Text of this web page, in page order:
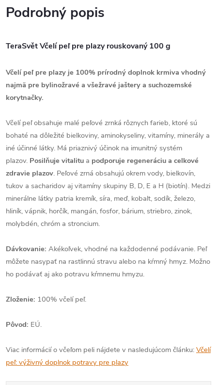
Podrobný popis
TeraSvět Včelí peľ pre plazy rouskovaný 100 g
Včelí peľ pre plazy je 100% prírodný doplnok krmiva vhodný
najmä pre bylinožravé a všežravé jaštery a suchozemské
korytnačky.
Včelí peľ obsahuje malé peľové zrnká rôznych farieb, ktoré sú
bohaté na dôležité bielkoviny, aminokyseliny, vitamíny, minerály a
iné účinné látky. Má priaznivý účinok na imunitný systém
plazov. Posilňuje vitalitu a podporuje regeneráciu a celkové
zdravie plazov. Peľové zrná obsahujú okrem vody, bielkovín,
tukov a sacharidov aj vitamíny skupiny B, D, E a H (biotín). Medzi
minerálne látky patria kremík, síra, meď, kobalt, sodík, železo,
hliník, vápnik, horčík, mangán, fosfor, bárium, striebro, zinok,
molybdén, chróm a stroncium.
Dávkovanie: Akékoľvek, vhodné na každodenné podávanie. Peľ
môžete nasypať na rastlinnú stravu alebo na kŕmný hmyz. Možno
ho podávať aj ako potravu kŕmnemu hmyzu.
Zloženie: 100% včelí peľ.
Pôvod: EÚ.
Viac informácií o včeľom peli nájdete v nasledujúcom článku: Včelí
peľ: výživný doplnok potravy pre plazy